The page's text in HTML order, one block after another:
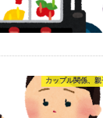
カップル関係、